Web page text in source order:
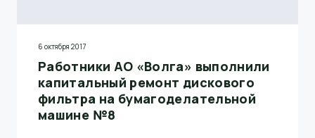
6 октября 2017
Работники АО «Волга» выполнили
капитальный ремонт дискового
фильтра на бумагоделательной
машине №8